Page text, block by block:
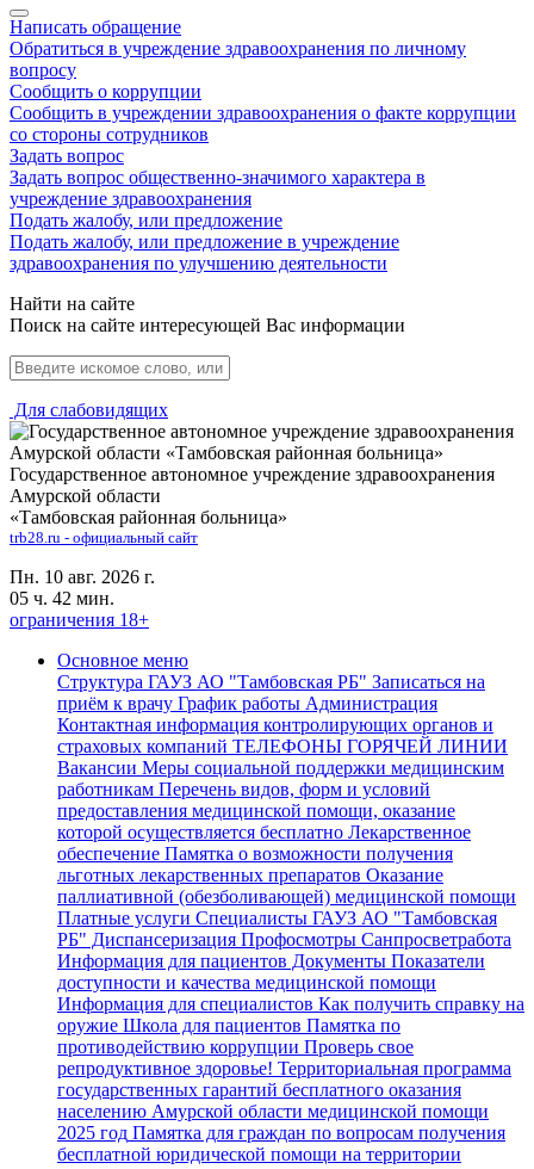
Написать обращение
Обратиться в учреждение здравоохранения по личному
вопросу
Сообщить о коррупции
Сообщить в учреждении здравоохранения о факте коррупции
со стороны сотрудников
Задать вопрос
Задать вопрос общественно-значимого характера в
учреждение здравоохранения
Подать жалобу, или предложение
Подать жалобу, или предложение в учреждение
здравоохранения по улучшению деятельности
Найти на сайте
Поиск на сайте интересующей Вас информации
Для слабовидящих
Государственное автономное учреждение здравоохранения
Амурской области
«Тамбовская районная больница»
trb28.ru - официальный сайт
Пн. 10 авг. 2026 г.
05 ч. 42 мин.
ограничения 18+
Основное меню
Структура ГАУЗ АО "Тамбовская РБ" Записаться на
приём к врачу График работы Администрация
Контактная информация контролирующих органов и
страховых компаний ТЕЛЕФОНЫ ГОРЯЧЕЙ ЛИНИИ
Вакансии Меры социальной поддержки медицинским
работникам Перечень видов, форм и условий
предоставления медицинской помощи, оказание
которой осуществляется бесплатно Лекарственное
обеспечение Памятка о возможности получения
льготных лекарственных препаратов Оказание
паллиативной (обезболивающей) медицинской помощи
Платные услуги Специалисты ГАУЗ АО "Тамбовская
РБ" Диспансеризация Профосмотры Санпросветработа
Информация для пациентов Документы Показатели
доступности и качества медицинской помощи
Информация для специалистов Как получить справку на
оружие Школа для пациентов Памятка по
противодействию коррупции Проверь свое
репродуктивное здоровье! Территориальная программа
государственных гарантий бесплатного оказания
населению Амурской области медицинской помощи
2025 год Памятка для граждан по вопросам получения
бесплатной юридической помощи на территории